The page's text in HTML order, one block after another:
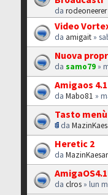
darodeoneerer
Video
da amigait »
Nuova
da samo79 »
Amigaos
daMabo81 »
Tasto
da
Heretic 2
daMazinKaesar
daclros » lun